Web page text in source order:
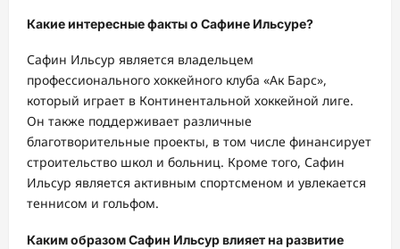
Какие интересные факты о Сафине Ильсуре?
Сафин Ильсур является владельцем
профессионального хоккейного клуба «Ак Барс»,
который играет в Континентальной хоккейной лиге.
Он также поддерживает различные
благотворительные проекты, в том числе финансирует
строительство школ и больниц. Кроме того, Сафин
Ильсур является активным спортсменом и увлекается
теннисом и гольфом.
Каким образом Сафин Ильсур влияет на развитие